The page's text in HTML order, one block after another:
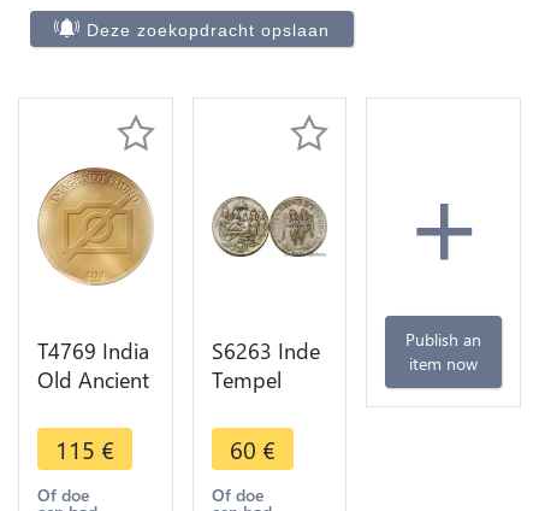
Deze zoekopdracht opslaan
T4769 India
Old Ancient
Delhi Jain->
Make offer
115 €
Of doe
S6263 Inde
Tempel
Indien Ms
Rama-
Laksmana
60 €
Of doe
+
Publish an
item now